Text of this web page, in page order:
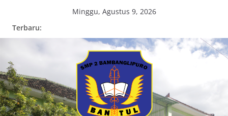
Minggu, Agustus 9, 2026
Terbaru: